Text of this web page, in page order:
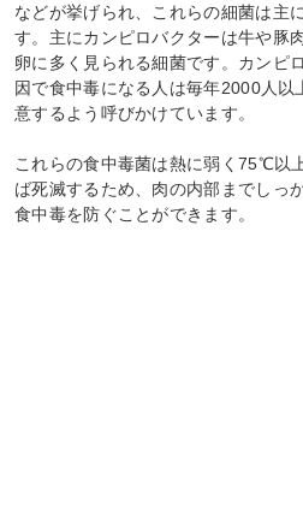
などが挙げられ、これらの細菌は主
す。主にカンピロバクターは牛や豚
卵に多く見られる細菌です。カンピ
因で食中毒になる人は毎年2000人以
意するよう呼びかけています。
これらの食中毒菌は熱に弱く75℃以
ば死滅するため、肉の内部までしっ
食中毒を防ぐことができます。